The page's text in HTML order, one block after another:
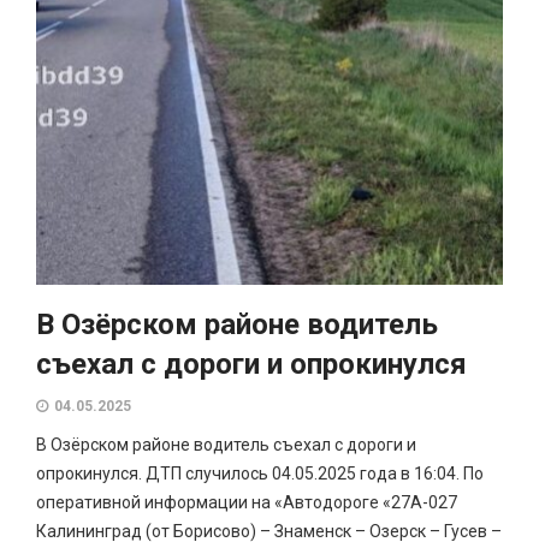
В Озёрском районе водитель
съехал с дороги и опрокинулся
04.05.2025
В Озёрском районе водитель съехал с дороги и
опрокинулся. ДТП случилось 04.05.2025 года в 16:04. По
оперативной информации на «Автодороге «27А-027
Калининград (от Борисово) – Знаменск – Озерск – Гусев –